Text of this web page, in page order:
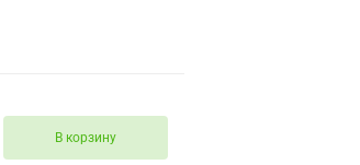
В корзину